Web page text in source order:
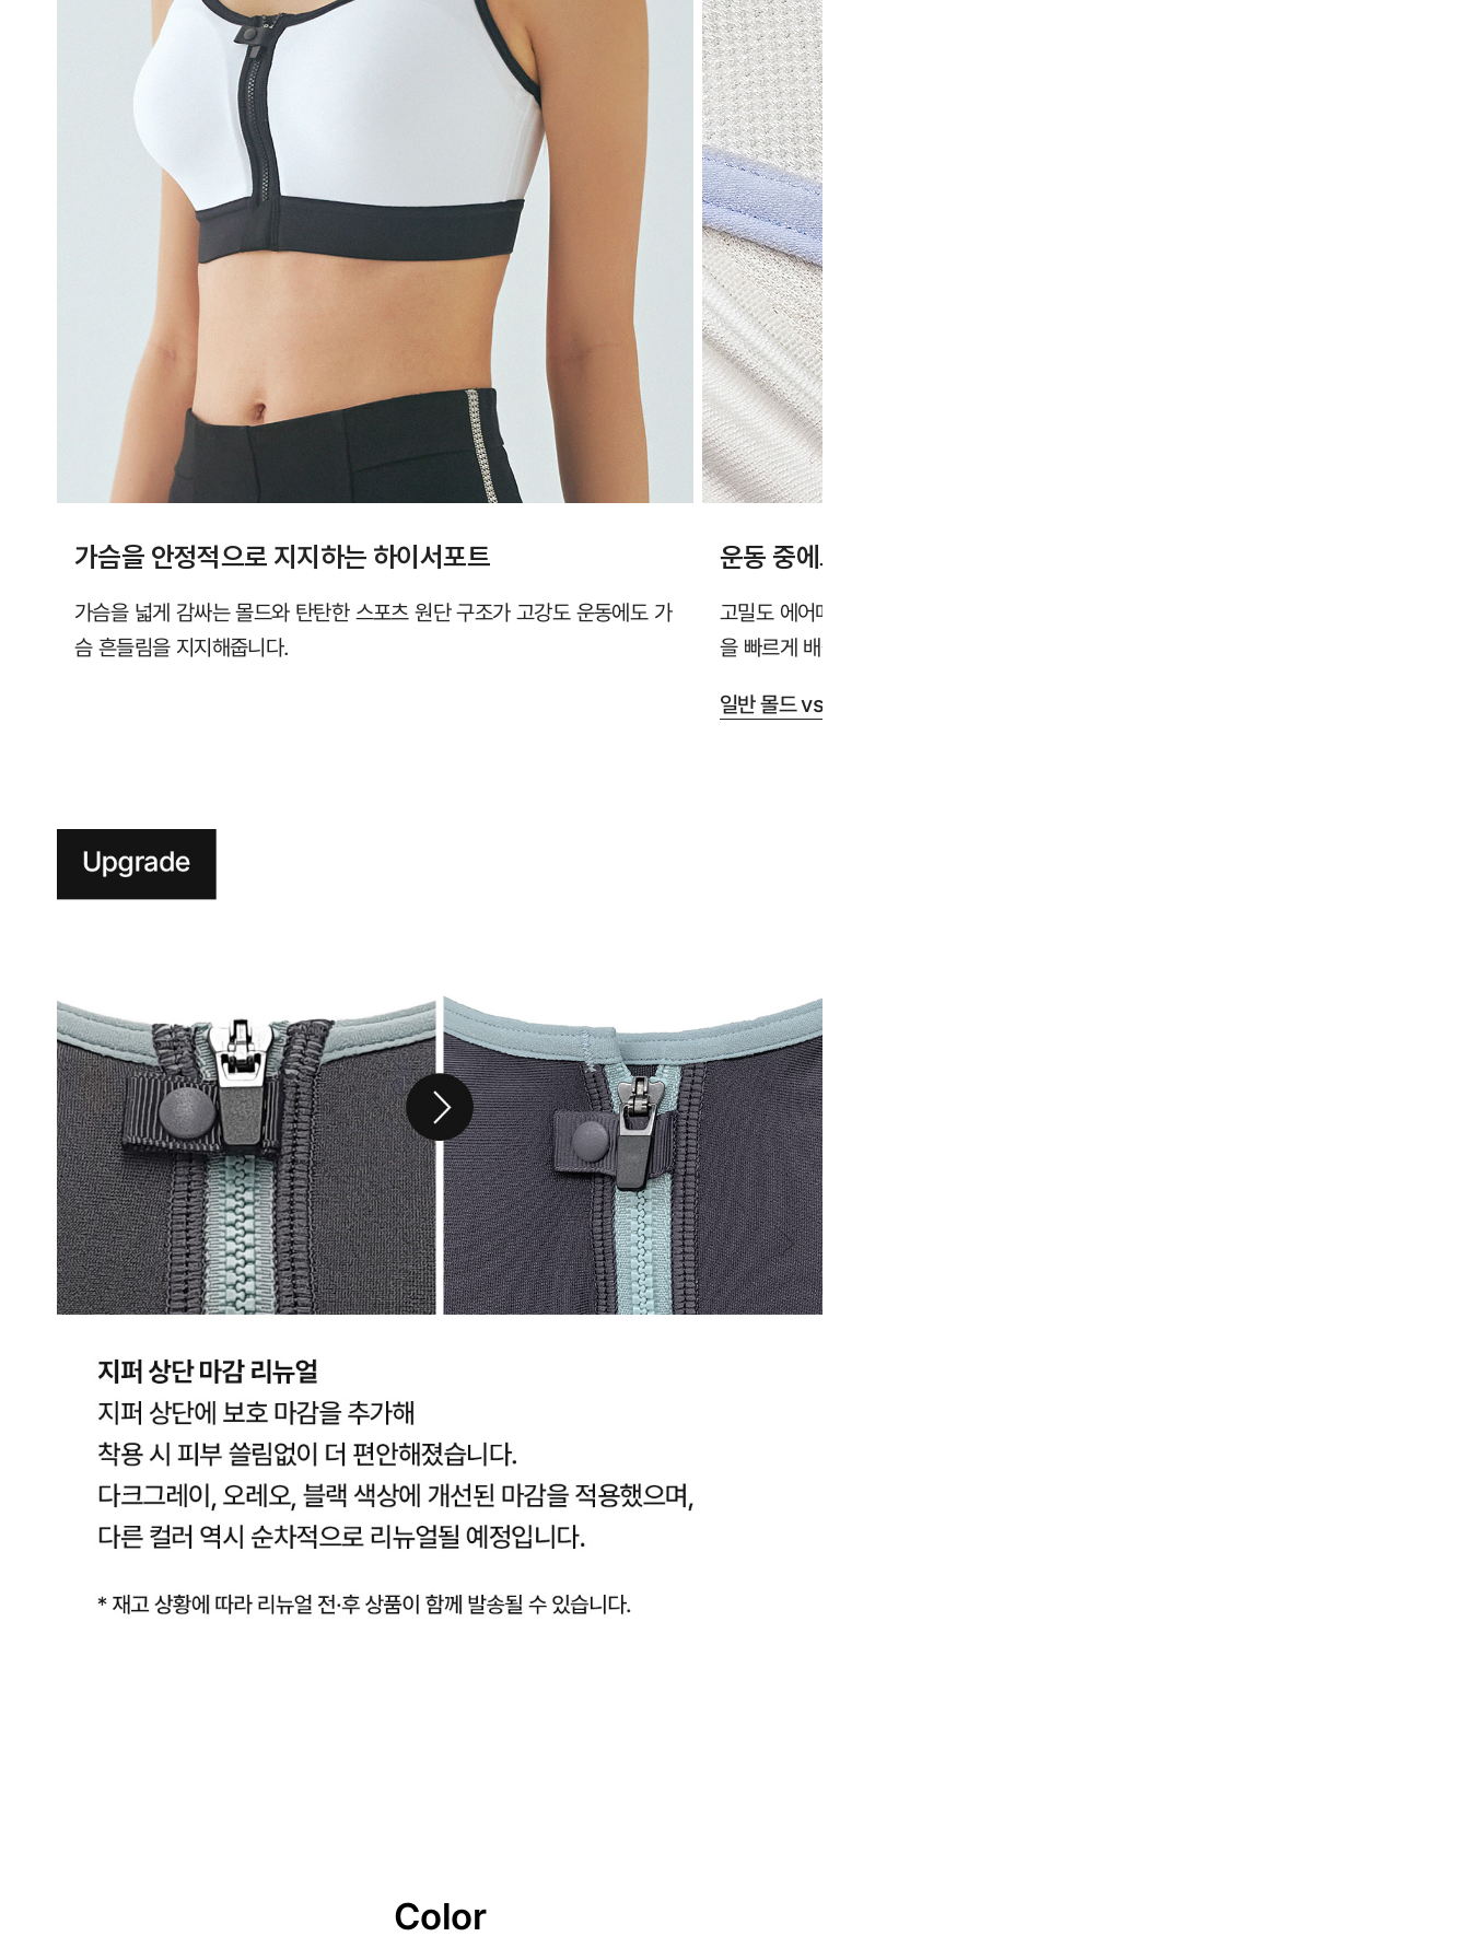
가슴을 안정적으로 지지하는 하이서포트
가슴을 넓게 감싸는 몰드와 탄탄한 스포츠 원단 구조가 고강도 운동에도 가
슴 흔들림을 지지해줍니다.
운동 중에도 쾌적한 통기 설계
고밀도 에어메쉬 원단과 숨쉬는 타공몰드 구조로 운동 시 발생하는 땀과 열
을 빠르게 배출해 장시간 착용에도 쾌적함을 유지합니다.
일반 몰드 vs 타공몰드 비교 보기 >
Color